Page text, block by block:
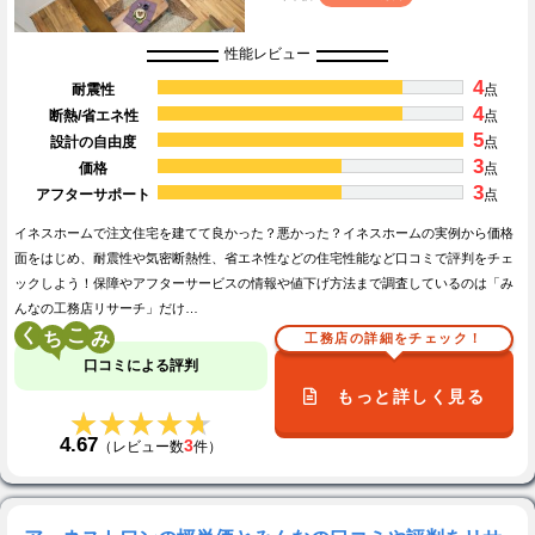
性能レビュー
耐震性 4点
断熱/省エネ性
4点
設計の自由度
5点
価格
3点
アフターサポート
3点
イネスホームで注文住宅を建てて良かった？悪かった？イネスホームの実例から価格
面をはじめ、耐震性や気密断熱性、省エネ性などの住宅性能など口コミで評判をチェ
ックしよう！保障やアフターサービスの情報や値下げ方法まで調査しているのは「み
んなの工務店リサーチ」だけ…
く こ
口コミによる評判
★★★★★
★★★★★
4.67 （レビュー数3件）
工務店の詳細をチェック！
もっと詳しく見る